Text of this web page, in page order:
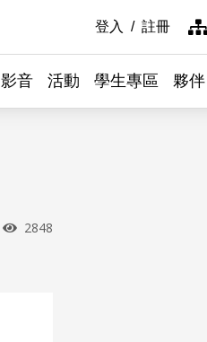
登入 註冊
影音 活動 學生專區 夥伴
瀏覽次數
2848